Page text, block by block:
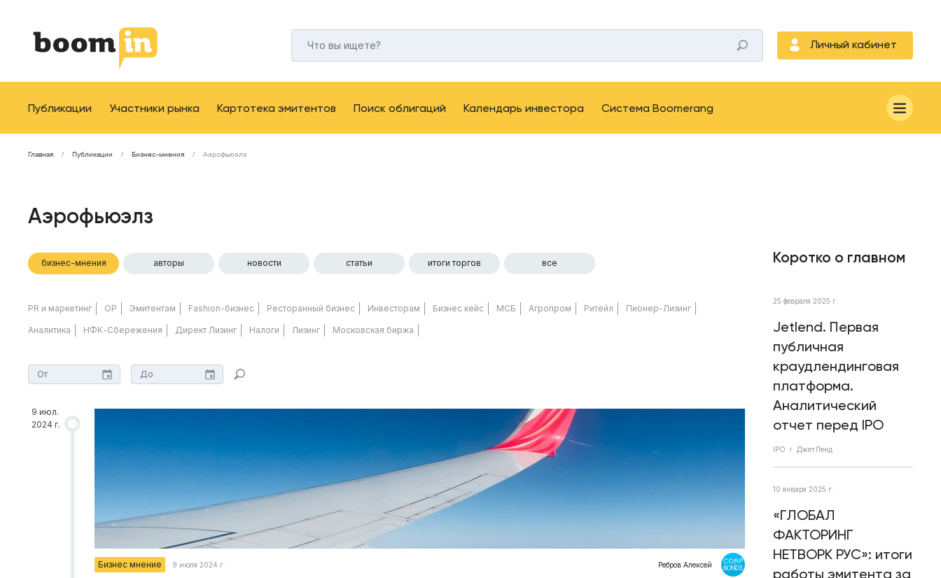
Личный кабинет
Публикации Участники рынка Картотека эмитентов Поиск облигаций Календарь инвестора Система Boomerang
Главная Публикации Бизнес-мнения Аэрофьюэлз
Аэрофьюэлз
бизнес-мнения авторы новости статьи итоги торгов все
PR и маркетинг ОР Эмитентам Fashion-бизнес Ресторанный бизнес Инвесторам Бизнес кейс МСБ Агропром Ритейл Пионер-Лизинг
Аналитика НФК-Сбережения Директ Лизинг Налоги Лизинг Московская биржа
9 июл.
2024 г.
Бизнес мнение 9 июля 2024 г. Ребров Алексей
Коротко о главном
25 февраля 2025 г.
Jetlend. Первая
публичная
краудлендинговая
платформа.
Аналитический
отчет перед IPO
IPO ДжетЛенд
10 января 2025 г.
«ГЛОБАЛ
ФАКТОРИНГ
НЕТВОРК РУС»: итоги
работы эмитента за